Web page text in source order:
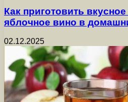
Как приготовить
яблочное вино в
02.12.2025